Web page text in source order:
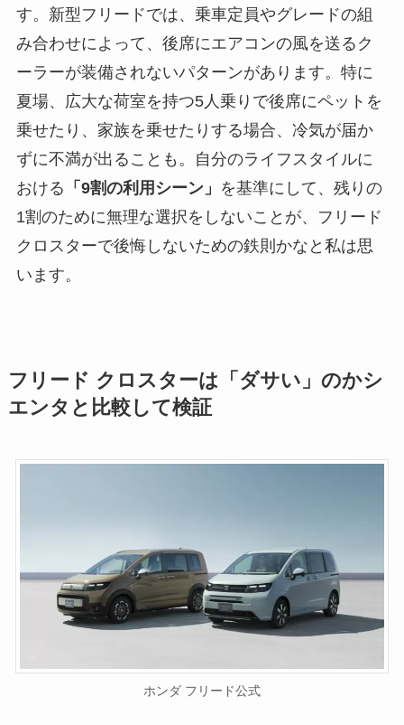
す。新型フリードでは、乗車定員やグレードの組
み合わせによって、後席にエアコンの風を送るク
ーラーが装備されないパターンがあります。特に
夏場、広大な荷室を持つ5人乗りで後席にペットを
乗せたり、家族を乗せたりする場合、冷気が届か
ずに不満が出ることも。自分のライフスタイルに
おける 「9割の利用シーン」 を基準にして、残りの
1割のために無理な選択をしないことが、フリード
クロスターで後悔しないための鉄則かなと私は思
います。
フリード クロスターは「ダサい」のかシ
エンタと比較して検証
ホンダ フリード公式